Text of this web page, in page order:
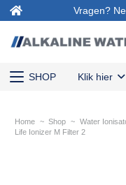
Vragen?
SHOP Klik hier
Home ~ Shop ~ Water
Life Ionizer M Filter 2